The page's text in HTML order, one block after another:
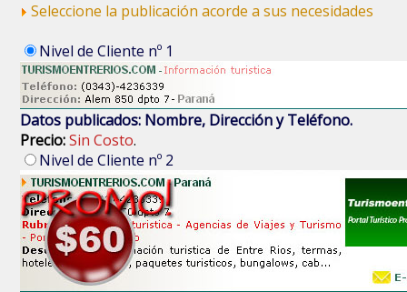
Seleccione la publicación acorde a sus necesidades
Nivel de Cliente nº 1
Datos publicados: Nombre, Dirección y Teléfono.
Precio:Sin Costo.
Nivel de Cliente nº 2